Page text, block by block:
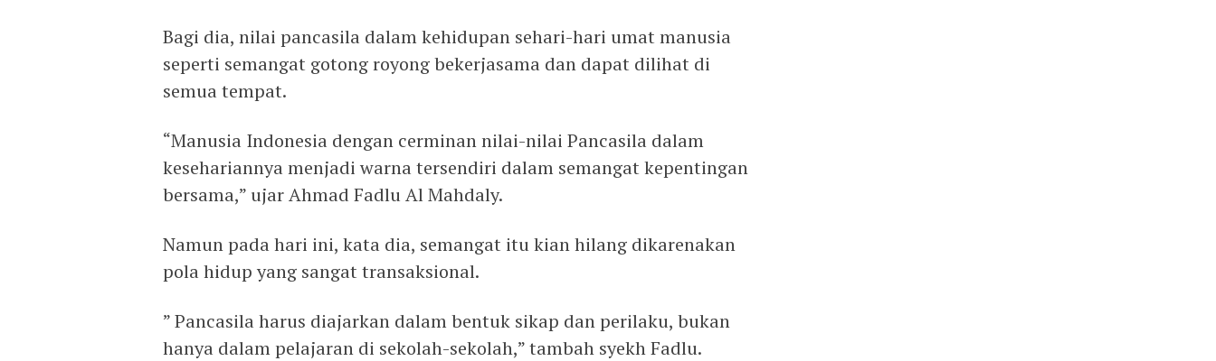
Bagi dia, nilai pancasila dalam kehidupan sehari-hari umat manusia
seperti semangat gotong royong bekerjasama dan dapat dilihat di
semua tempat.
“Manusia Indonesia dengan cerminan nilai-nilai Pancasila dalam
kesehariannya menjadi warna tersendiri dalam semangat kepentingan
bersama,” ujar Ahmad Fadlu Al Mahdaly.
Namun pada hari ini, kata dia, semangat itu kian hilang dikarenakan
pola hidup yang sangat transaksional.
” Pancasila harus diajarkan dalam bentuk sikap dan perilaku, bukan
hanya dalam pelajaran di sekolah-sekolah,” tambah syekh Fadlu.